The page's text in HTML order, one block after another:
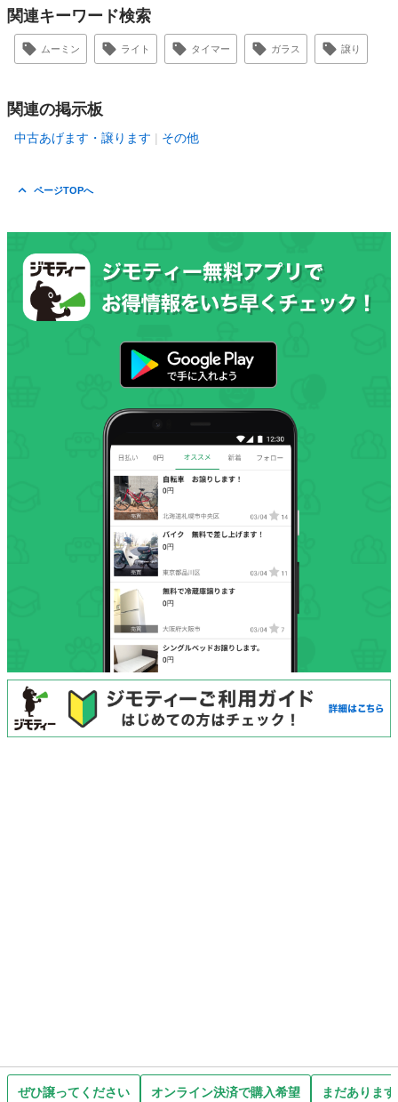
ぜひ譲ってください オンライン決済で購入希望 まだありま
関連キーワード検索
ムーミン ライト タイマー ガラス 譲り
関連の掲示板
中古あげます・譲ります その他
ページTOPへ